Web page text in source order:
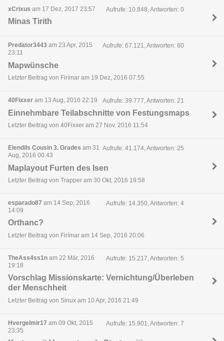
xCrixus am 17 Dez, 2017 23:57 Aufrufe: 10.848, Antworten: 0
Minas Tirith
Predator3443 am 23 Apr, 2015
23:11
Aufrufe: 67.121, Antworten: 60
Mapwünsche
Letzter Beitrag von Firímar am 19 Dez, 2016 07:55
40Fixxer am 13 Aug, 2016 22:19 Aufrufe: 39.777, Antworten: 21
Einnehmbare Teilabschnitte von Festungsmaps
Letzter Beitrag von 40Fixxer am 27 Nov, 2016 11:54
Elendils Cousin 3. Grades am 31
Aug, 2016 00:43
Aufrufe: 41.174, Antworten: 25
Maplayout Furten des Isen
Letzter Beitrag von Trapper am 30 Okt, 2016 19:58
esparado87 am 14 Sep, 2016
14:09
Aufrufe: 14.350, Antworten: 4
Orthanc?
Letzter Beitrag von Firímar am 14 Sep, 2016 20:06
TheAss4ss1n am 22 Mär, 2016
19:18
Aufrufe: 15.217, Antworten: 5
Vorschlag Missionskarte: Vernichtung/Überleben
der Menschheit
Letzter Beitrag von Sinux am 10 Apr, 2016 21:49
Hvergelmir17 am 09 Okt, 2015
23:35
Aufrufe: 15.901, Antworten: 7